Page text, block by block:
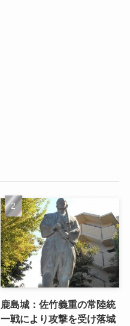
鹿島城：佐竹義重の常陸統
一戦により攻撃を受け落城